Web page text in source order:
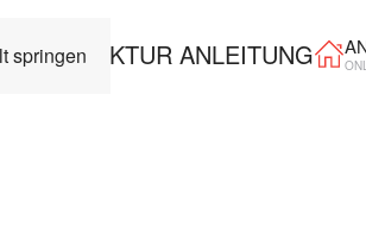
springen